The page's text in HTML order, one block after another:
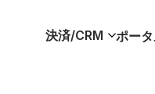
決済/CRM ポー